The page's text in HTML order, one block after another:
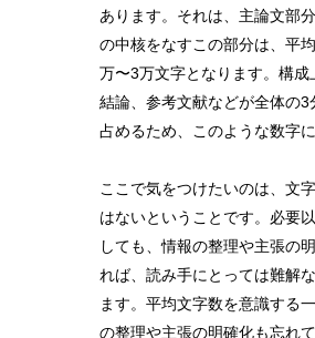
あります。それは、主論文部
の中核をなすこの部分は、平
万〜3万文字となります。構成
結論、参考文献などが全体の3
占めるため、このような数字に
ここで気をつけたいのは、文
はないということです。必要
しても、情報の整理や主張の
れば、読み手にとっては難解
ます。平均文字数を意識する
の整理や主張の明確化も忘れ